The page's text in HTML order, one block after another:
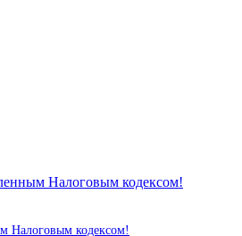
Налоговым кодексом!